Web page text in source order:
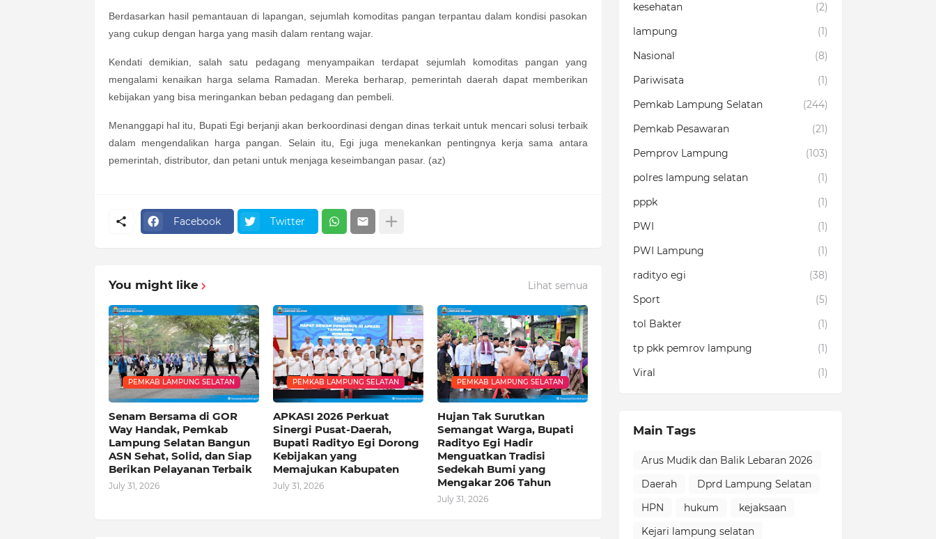
Berdasarkan hasil pemantauan di lapangan, sejumlah komoditas pangan terpantau dalam kondisi pasokan
yang cukup dengan harga yang masih dalam rentang wajar.
Kendati demikian, salah satu pedagang menyampaikan terdapat sejumlah komoditas pangan yang
mengalami kenaikan harga selama Ramadan. Mereka berharap, pemerintah daerah dapat memberikan
kebijakan yang bisa meringankan beban pedagang dan pembeli.
Menanggapi hal itu, Bupati Egi berjanji akan berkoordinasi dengan dinas terkait untuk mencari solusi terbaik
dalam mengendalikan harga pangan. Selain itu, Egi juga menekankan pentingnya kerja sama antara
pemerintah, distributor, dan petani untuk menjaga keseimbangan pasar. (az)
Facebook Twitter
You might like Lihat semua
PEMKAB LAMPUNG SELATAN
Senam Bersama di GOR
Way Handak, Pemkab
Lampung Selatan Bangun
ASN Sehat, Solid, dan Siap
Berikan Pelayanan Terbaik
July 31, 2026
PEMKAB LAMPUNG SELATAN
APKASI 2026 Perkuat
Sinergi Pusat-Daerah,
Bupati Radityo Egi Dorong
Kebijakan yang
Memajukan Kabupaten
July 31, 2026
PEMKAB LAMPUNG SELATAN
Hujan Tak Surutkan
Semangat Warga, Bupati
Radityo Egi Hadir
Menguatkan Tradisi
Sedekah Bumi yang
Mengakar 206 Tahun
July 31, 2026
kesehatan
(2)
lampung
(1)
Nasional
(8)
Pariwisata
(1)
Pemkab Lampung Selatan
(244)
Pemkab Pesawaran
(21)
Pemprov Lampung
(103)
polres lampung selatan
(1)
pppk
(1)
PWI
(1)
PWI Lampung
(1)
radityo egi
(38)
Sport
(5)
tol Bakter
(1)
tp pkk pemrov lampung
(1)
Viral
(1)
Main Tags
Arus Mudik dan Balik Lebaran 2026
Daerah
Dprd Lampung Selatan
HPN
hukum
kejaksaan
Kejari lampung selatan